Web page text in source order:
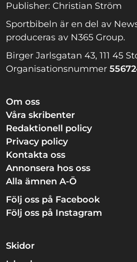
Publisher: Christian Ström
Sportbibeln är en del av
produceras av N365 Group.
Birger Jarlsgatan 43, 111 45
Organisationsnummer
Om oss
Våra skribenter
Redaktionell policy
Privacy policy
Kontakta oss
Annonsera hos oss
Alla ämnen A-Ö
Följ oss på Facebook
Följ oss på Instagram
Skidor